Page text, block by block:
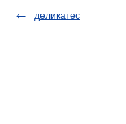
деликатес